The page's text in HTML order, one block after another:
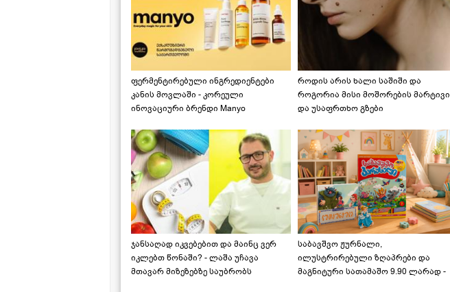
ფერმენტირებული ინგრედიენტები
კანის მოვლაში - კორეული
ინოვაციური ბრენდი Manyo
როდის არის ხალი საშიში და
როგორია მისი მოშორების მარტივი
და უსაფრთხო გზები
ჯანსაღად იკვებებით და მაინც ვერ
იკლებთ წონაში? - ლაშა უჩავა
მთავარ მიზეზებზე საუბრობს
საბავშვო ჟურნალი,
ილუსტრირებული ზღაპრები და
მაგნიტური სათამაშო 9.90 ლარად -